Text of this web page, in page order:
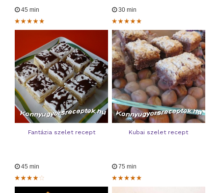
45 min
Fantázia szelet recept
30 min
Kubai szelet recept
45 min 75 min